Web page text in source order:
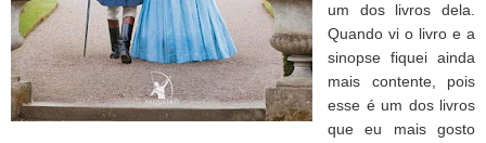
um dos livros dela.
Quando vi o livro e a
sinopse fiquei ainda
mais contente, pois
esse é um dos livros
que eu mais gosto